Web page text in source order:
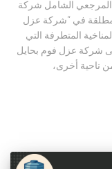
المرجعي الشامل شركة
في “شركة عزل
المتطرفة التي
شركة عزل فوم بحايل
ناحية أخرى،